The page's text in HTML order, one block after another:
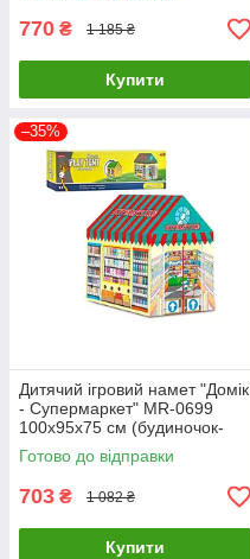
770 ₴ 1 185 ₴
Купити
–35%
Дитячий ігровий намет "Домік
- Супермаркет" MR-0699
100х95х75 см (будиночок-
намет, ігровий будиночок)
Готово до відправки
703 ₴ 1 082 ₴
Купити